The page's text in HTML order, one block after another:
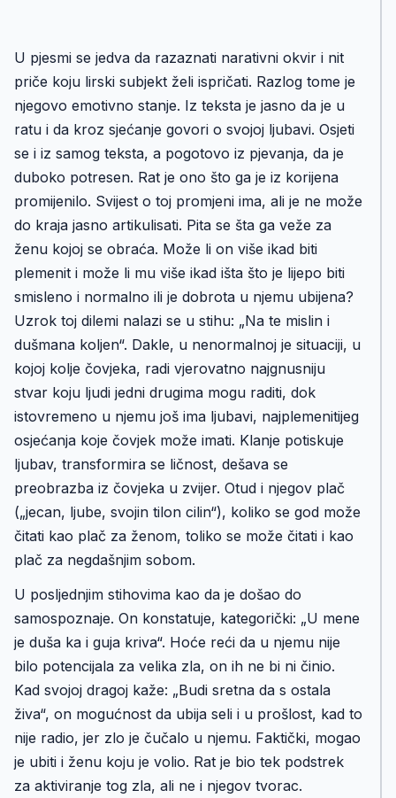
U pjesmi se jedva da razaznati narativni okvir i nit
priče koju lirski subjekt želi ispričati. Razlog tome je
njegovo emotivno stanje. Iz teksta je jasno da je u
ratu i da kroz sjećanje govori o svojoj ljubavi. Osjeti
se i iz samog teksta, a pogotovo iz pjevanja, da je
duboko potresen. Rat je ono što ga je iz korijena
promijenilo. Svijest o toj promjeni ima, ali je ne može
do kraja jasno artikulisati. Pita se šta ga veže za
ženu kojoj se obraća. Može li on više ikad biti
plemenit i može li mu više ikad išta što je lijepo biti
smisleno i normalno ili je dobrota u njemu ubijena?
Uzrok toj dilemi nalazi se u stihu: „Na te mislin i
dušmana koljen“. Dakle, u nenormalnoj je situaciji, u
kojoj kolje čovjeka, radi vjerovatno najgnusniju
stvar koju ljudi jedni drugima mogu raditi, dok
istovremeno u njemu još ima ljubavi, najplemenitijeg
osjećanja koje čovjek može imati. Klanje potiskuje
ljubav, transformira se ličnost, dešava se
preobrazba iz čovjeka u zvijer. Otud i njegov plač
(„jecan, ljube, svojin tilon cilin“), koliko se god može
čitati kao plač za ženom, toliko se može čitati i kao
plač za negdašnjim sobom.
U posljednjim stihovima kao da je došao do
samospoznaje. On konstatuje, kategorički: „U mene
je duša ka i guja kriva“. Hoće reći da u njemu nije
bilo potencijala za velika zla, on ih ne bi ni činio.
Kad svojoj dragoj kaže: „Budi sretna da s ostala
živa“, on mogućnost da ubija seli i u prošlost, kad to
nije radio, jer zlo je čučalo u njemu. Faktički, mogao
je ubiti i ženu koju je volio. Rat je bio tek podstrek
za aktiviranje tog zla, ali ne i njegov tvorac.